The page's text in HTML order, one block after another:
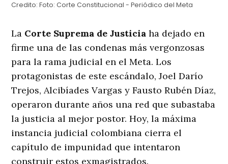
Credito: Foto: Corte Constitucional - Periódico del Meta
La Corte Suprema de Justicia ha dejado en
firme una de las condenas más vergonzosas
para la rama judicial en el Meta. Los
protagonistas de este escándalo, Joel Darío
Trejos, Alcibíades Vargas y Fausto Rubén Díaz,
operaron durante años una red que subastaba
la justicia al mejor postor. Hoy, la máxima
instancia judicial colombiana cierra el
capítulo de impunidad que intentaron
construir estos exmagistrados.